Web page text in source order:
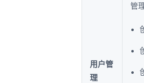
用户管
理
管